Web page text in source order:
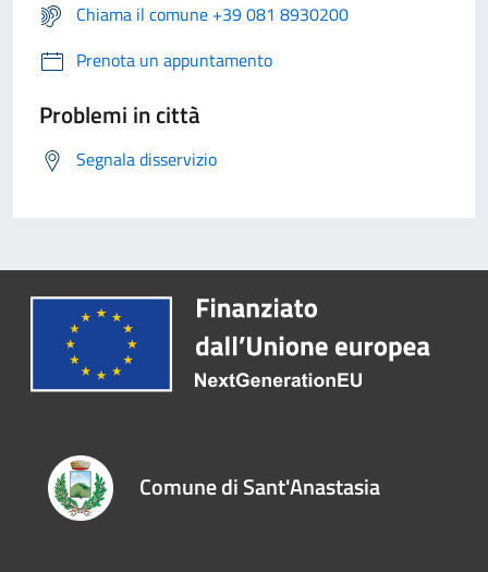
Chiama il comune +39 081 8930200
Prenota un appuntamento
Problemi in città
Segnala disservizio
Comune di Sant'Anastasia